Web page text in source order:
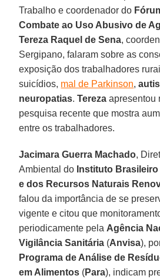
Trabalho e coordenador do
Combate ao Uso Abusivo de
Tereza Raquel de Sena,
Sergipano, falaram sobre as
exposição dos trabalhadores
suicídios, mal de Parkinson,
neuropatias.Tereza apresentou
pesquisa recente que mostra
entre os trabalhadores.
Jacimara Guerra Machado,
Ambiental do Instituto
e dos Recursos Naturais
falou da importância de se
vigente e citou que
periodicamente pela Agência
Vigilância Sanitária (Anvisa),
Programa de Análise de
em Alimentos (Para), indicam